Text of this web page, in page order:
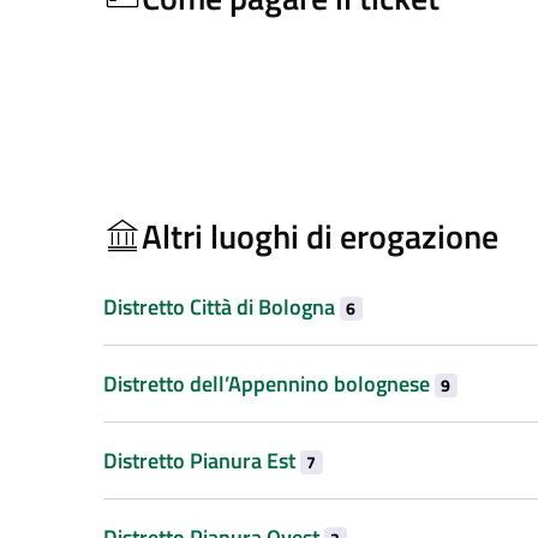
Altri luoghi di erogazione
Distretto Città di Bologna 6
Distretto dell’Appennino bolognese 9
Distretto Pianura Est 7